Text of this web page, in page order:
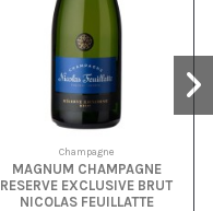
Champagne
MAGNUM CHAMPAGNE
RESERVE EXCLUSIVE BRUT
NICOLAS FEUILLATTE